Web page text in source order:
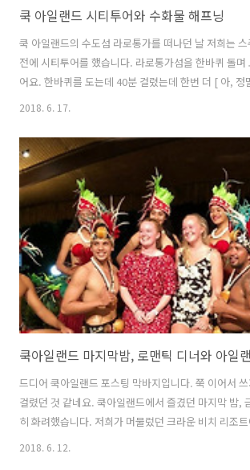
쿡 아일랜드 시티투어와 수화물 해프닝
쿡 아일랜드의 수도섬 라로통가를 떠나던 날 저희는
전에 시티투어를 했습니다. 라로통가섬을 한바퀴 돌며
어요. 한바퀴를 도는데 40분 걸렸는데 한번 더 [ 아, 정
라는 생각을 하게 되었답니다. 라로통가에 머무는 내내
이전에 봤던 풍경도 또 다른 모습이더라고요. 스쿠터
종 멈춰서서 아름다운 모습을 감상하며 즐겼답니다. 쿡
이자 라로통가의 시내인 '아바루아'는 아주 작은 지역
이라고 하기엔 너무 작고 있는게 없어서 관광객들이
죠. 오히려 관광객들은 정 반대지역인 무리 해변 쪽으
요. 거기서 ..
2018. 6. 17.
쿡아일랜드 마지막밤, 로맨틱 디너와 아일
드디어 쿡아일랜드 포스팅 막바지입니다. 쭉 이어서
걸렸던 것 같네요. 쿡아일랜드에서 즐겼던 마지막 밤,
히 화려했습니다. 저희가 머물렀던 크라운 비치 리조
일 밤에는 레스토랑에서 뷔페와 함께 아일랜드쇼가 펼
2018. 6. 12.